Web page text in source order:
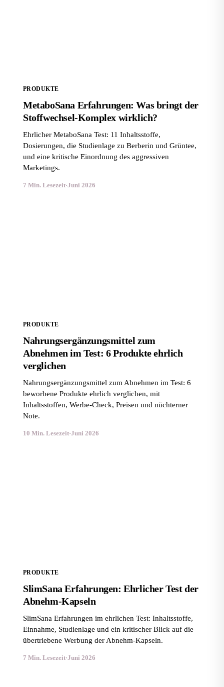
PRODUKTE
MetaboSana Erfahrungen: Was bringt der
Stoffwechsel-Komplex wirklich?
Ehrlicher MetaboSana Test: 11 Inhaltsstoffe,
Dosierungen, die Studienlage zu Berberin und Grüntee,
und eine kritische Einordnung des aggressiven
Marketings.
7 Min. Lesezeit·Juni 2026
PRODUKTE
Nahrungsergänzungsmittel zum
Abnehmen im Test: 6 Produkte ehrlich
verglichen
Nahrungsergänzungsmittel zum Abnehmen im Test: 6
beworbene Produkte ehrlich verglichen, mit
Inhaltsstoffen, Werbe-Check, Preisen und nüchterner
Note.
10 Min. Lesezeit·Juni 2026
PRODUKTE
SlimSana Erfahrungen: Ehrlicher Test der
Abnehm-Kapseln
SlimSana Erfahrungen im ehrlichen Test: Inhaltsstoffe,
Einnahme, Studienlage und ein kritischer Blick auf die
übertriebene Werbung der Abnehm-Kapseln.
7 Min. Lesezeit·Juni 2026